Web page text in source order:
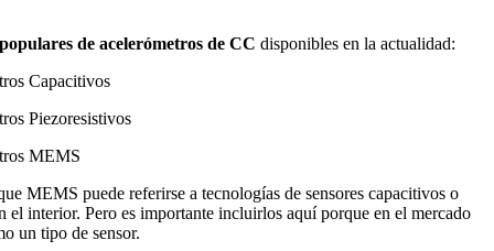
de acelerómetros de CC disponibles en la actualidad:
Capacitivos
Piezoresistivos
MEMS
MEMS puede referirse a tecnologías de sensores capacitivos o
el interior. Pero es importante incluirlos aquí porque en el mercado
un tipo de sensor.